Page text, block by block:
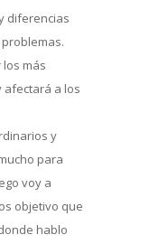
diferencias
más
afectará a los
y
para
voy a
objetivo que
hablo